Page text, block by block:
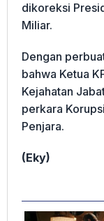
dikoreksi
Miliar.
Dengan
bahwa Ketua
Kejahatan
perkara
Penjara.
(Eky)